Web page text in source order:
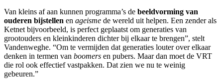
Van kleins af aan kunnen programma’s de beeldvorming van
ouderen bijstellen en ageisme de wereld uit helpen. Een zender als
Ketnet bijvoorbeeld, is perfect geplaatst om generaties van
grootouders en kleinkinderen dichter bij elkaar te brengen”, stelt
Vandenweghe. “Om te vermijden dat generaties louter over elkaar
denken in termen van boomers en pubers. Maar dan moet de VRT
die rol ook effectief vastpakken. Dat zien we nu te weinig
gebeuren.”